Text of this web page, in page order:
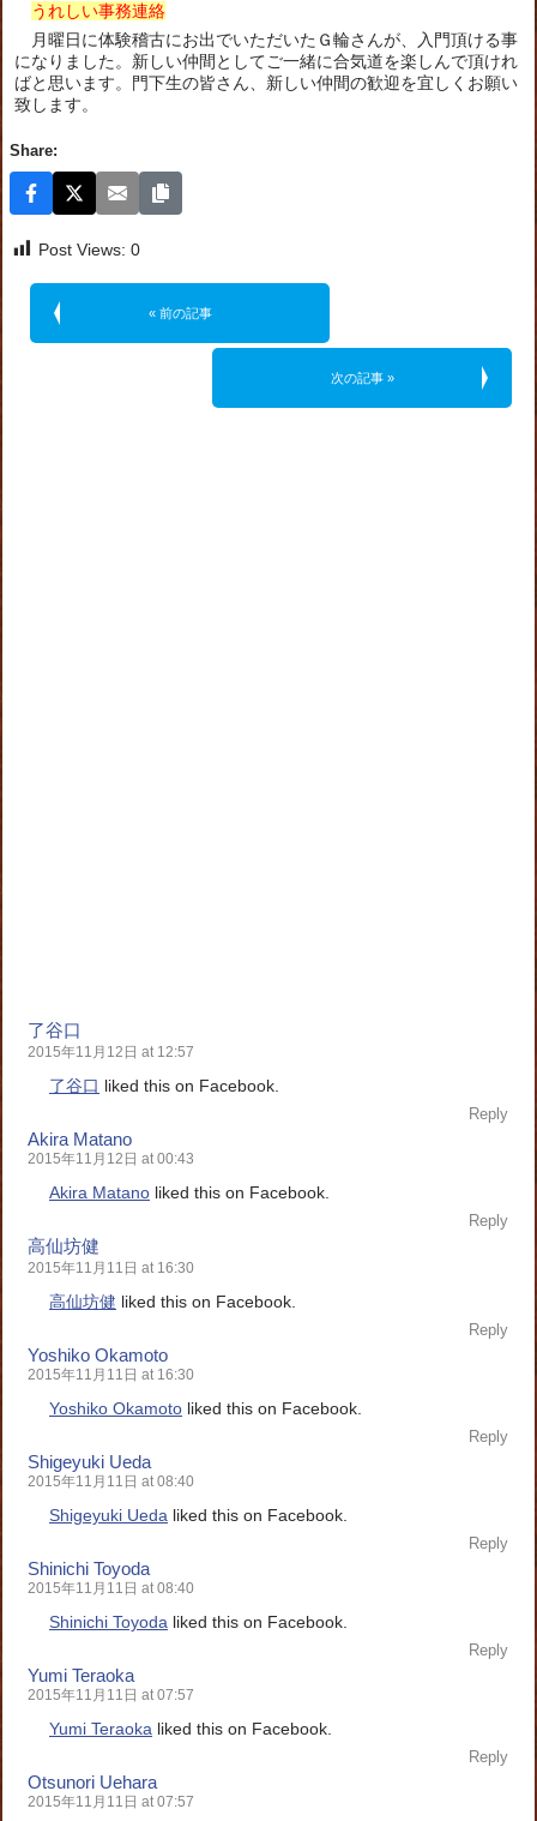
うれしい事務連絡
月曜日に体験稽古にお出でいただいたＧ輪さんが、入門頂ける事
になりました。新しい仲間としてご一緒に合気道を楽しんで頂けれ
ばと思います。門下生の皆さん、新しい仲間の歓迎を宜しくお願い
致します。
Share:
Post Views: 0
« 前の記事
次の記事 »
了谷口
2015年11月12日 at 12:57
了谷口 liked this on Facebook.
Reply
Akira Matano
2015年11月12日 at 00:43
Akira Matano liked this on Facebook.
Reply
高仙坊健
2015年11月11日 at 16:30
高仙坊健 liked this on Facebook.
Reply
Yoshiko Okamoto
2015年11月11日 at 16:30
Yoshiko Okamoto liked this on Facebook.
Reply
Shigeyuki Ueda
2015年11月11日 at 08:40
Shigeyuki Ueda liked this on Facebook.
Reply
Shinichi Toyoda
2015年11月11日 at 08:40
Shinichi Toyoda liked this on Facebook.
Reply
Yumi Teraoka
2015年11月11日 at 07:57
Yumi Teraoka liked this on Facebook.
Reply
Otsunori Uehara
2015年11月11日 at 07:57